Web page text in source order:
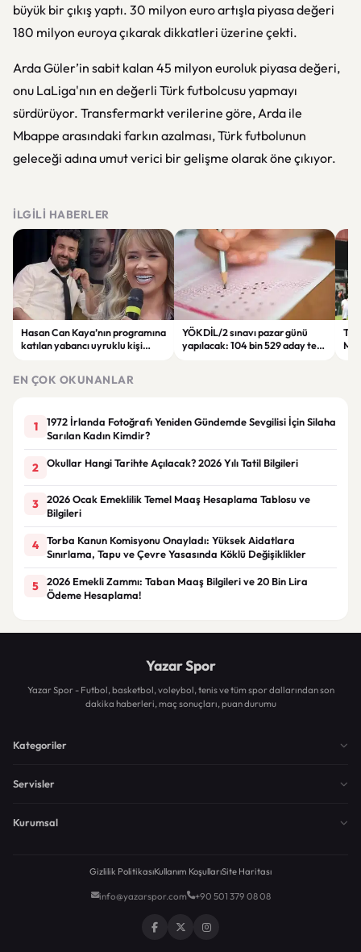
büyük bir çıkış yaptı. 30 milyon euro artışla piyasa değeri
180 milyon euroya çıkarak dikkatleri üzerine çekti.
Arda Güler’in sabit kalan 45 milyon euroluk piyasa değeri,
onu LaLiga'nın en değerli Türk futbolcusu yapmayı
sürdürüyor. Transfermarkt verilerine göre, Arda ile
Mbappe arasındaki farkın azalması, Türk futbolunun
geleceği adına umut verici bir gelişme olarak öne çıkıyor.
İLGILI HABERLER
Hasan Can Kaya’nın programına
katılan yabancı uyruklu kişi
YÖKDİL/2 sınavı pazar günü
yapılacak: 104 bin 529 aday ter
EN ÇOK OKUNANLAR
1
1972 İrlanda Fotoğrafı Yeniden Gündemde Sevgilisi İçin Silaha
Sarılan Kadın Kimdir?
2 Okullar Hangi Tarihte Açılacak? 2026 Yılı Tatil Bilgileri
3
2026 Ocak Emeklilik Temel Maaş Hesaplama Tablosu ve
Bilgileri
4
Torba Kanun Komisyonu Onayladı: Yüksek Aidatlara
Sınırlama, Tapu ve Çevre Yasasında Köklü Değişiklikler
5
2026 Emekli Zammı: Taban Maaş Bilgileri ve 20 Bin Lira
Ödeme Hesaplama!
Yazar Spor
Yazar Spor - Futbol, basketbol, voleybol, tenis ve tüm spor dallarından son
dakika haberleri, maç sonuçları, puan durumu
Kategoriler
Servisler
Kurumsal
Gizlilik PolitikasıKullanım KoşullarıSite Haritası
info@yazarspor.com +90 501 379 08 08